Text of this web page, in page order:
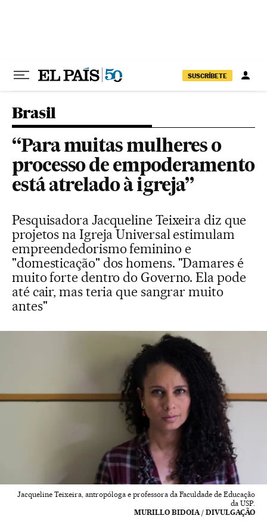
SUSCRÍBETE
Brasil
“Para muitas mulheres o
processo de empoderamento
está atrelado à igreja”
Pesquisadora Jacqueline Teixeira diz que
projetos na Igreja Universal estimulam
empreendedorismo feminino e
"domesticação" dos homens. "Damares é
muito forte dentro do Governo. Ela pode
até cair, mas teria que sangrar muito
antes"
Jacqueline Teixeira, antropóloga e professora da Faculdade de Educação
da USP.
MURILLO BIDOIA / DIVULGAÇÃO